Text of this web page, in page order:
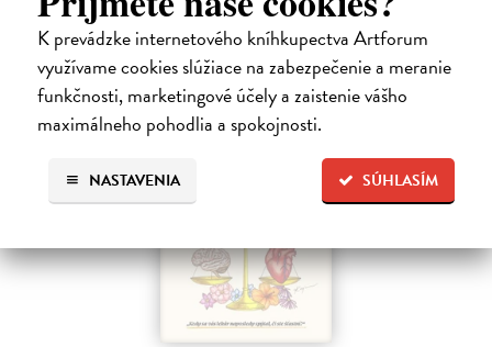
K prevádzke internetového kníhkupectva Artforum
využívame cookies slúžiace na zabezpečenie a meranie
funkčnosti, marketingové účely a zaistenie vášho
maximálneho pohodlia a spokojnosti.
SÚHLASÍM
NASTAVENIA
19,95 € ?